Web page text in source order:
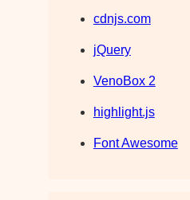
cdnjs.com
jQuery
VenoBox 2
highlight.js
Font Awesome